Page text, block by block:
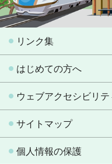
リンク集
はじめての方へ
ウェブアクセシビリテ
サイトマップ
個人情報の保護